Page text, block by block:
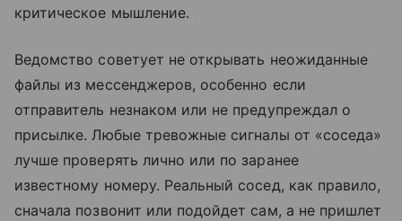
критическое мышление.
Ведомство советует не открывать неожиданные
файлы из мессенджеров, особенно если
отправитель незнаком или не предупреждал о
присылке. Любые тревожные сигналы от «соседа»
лучше проверять лично или по заранее
известному номеру. Реальный сосед, как правило,
сначала позвонит или подойдет сам, а не пришлет